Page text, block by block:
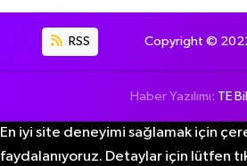
RSS Copyright © 2022.
Haber Yazılımı: TE
En iyi site deneyimi sağlamak için
faydalanıyoruz. Detaylar için lütfen